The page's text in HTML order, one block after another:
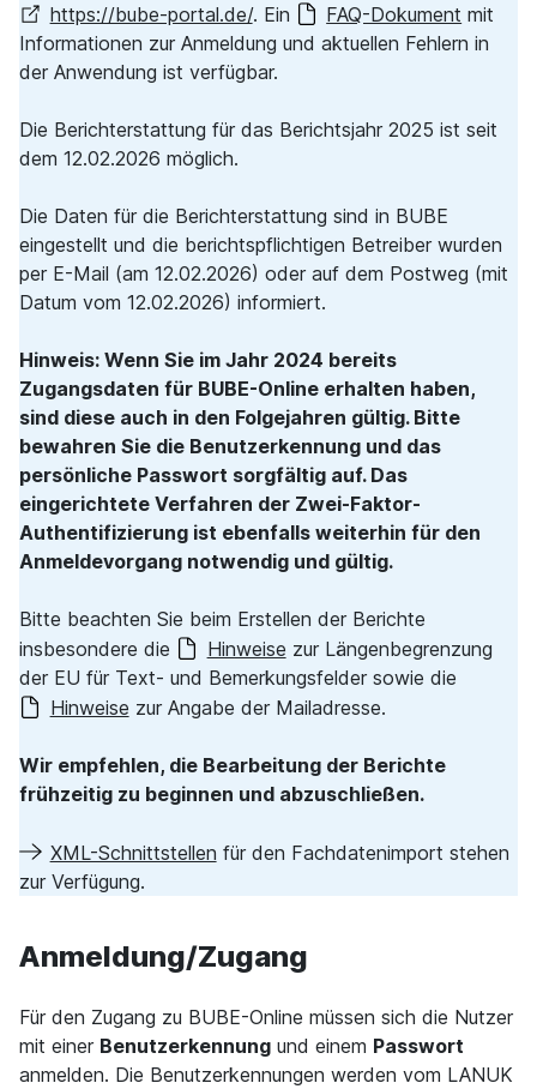
https://bube-portal.de/. Ein FAQ-Dokument mit
Informationen zur Anmeldung und aktuellen Fehlern in
der Anwendung ist verfügbar.
Die Berichterstattung für das Berichtsjahr 2025 ist seit
dem 12.02.2026 möglich.
Die Daten für die Berichterstattung sind in BUBE
eingestellt und die berichtspflichtigen Betreiber wurden
per E-Mail (am 12.02.2026) oder auf dem Postweg (mit
Datum vom 12.02.2026) informiert.
Hinweis: Wenn Sie im Jahr 2024 bereits
Zugangsdaten für BUBE-Online erhalten haben,
sind diese auch in den Folgejahren gültig. Bitte
bewahren Sie die Benutzerkennung und das
persönliche Passwort sorgfältig auf. Das
eingerichtete Verfahren der Zwei-Faktor-
Authentifizierung ist ebenfalls weiterhin für den
Anmeldevorgang notwendig und gültig.
Bitte beachten Sie beim Erstellen der Berichte
insbesondere die
Hinweise zur Längenbegrenzung
der EU für Text- und Bemerkungsfelder sowie die
Hinweise zur Angabe der Mailadresse.
Wir empfehlen, die Bearbeitung der Berichte
frühzeitig zu beginnen und abzuschließen.
XML-Schnittstellen für den Fachdatenimport stehen
zur Verfügung.
Anmeldung/Zugang
Für den Zugang zu BUBE-Online müssen sich die Nutzer
mit einer Benutzerkennung und einem Passwort
anmelden. Die Benutzerkennungen werden vom LANUK